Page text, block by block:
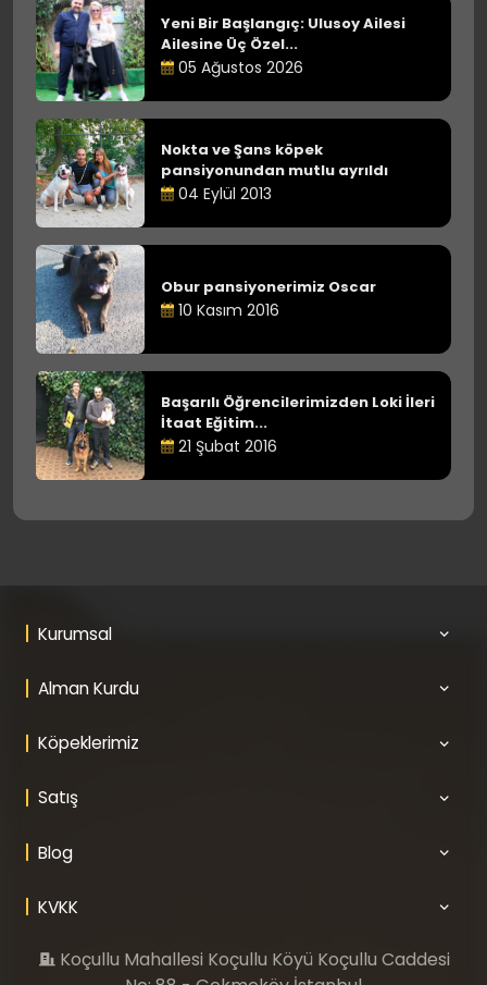
Yeni Bir Başlangıç: Ulusoy Ailesi
Ailesine Üç Özel...
05 Ağustos 2026
Nokta ve Şans köpek
pansiyonundan mutlu ayrıldı
04 Eylül 2013
Obur pansiyonerimiz Oscar
10 Kasım 2016
Başarılı Öğrencilerimizden Loki İleri
İtaat Eğitim...
21 Şubat 2016
Kurumsal
Alman Kurdu
Köpeklerimiz
Satış
Blog
KVKK
Koçullu Mahallesi Koçullu Köyü Koçullu Caddesi